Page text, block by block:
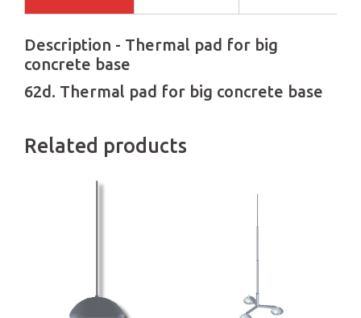
Description - Thermal pad for big
concrete base
62d. Thermal pad for big concrete base
Related products